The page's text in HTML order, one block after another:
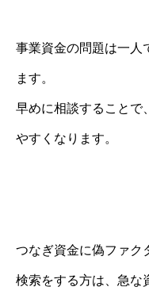
事業資金の問題は一人
ます。
早めに相談することで
やすくなります。
つなぎ資金に偽ファク
検索をする方は、急な